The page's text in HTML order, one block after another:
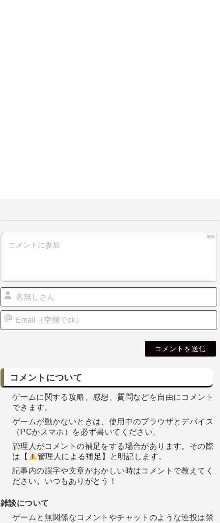
300
コメントについて
ゲームに関する攻略、感想、質問などを自由にコメント
できます。
ゲームが動かないときは、使用中のブラウザとデバイス
（PCかスマホ）を必ず書いてください。
管理人がコメントの補足をする場合があります。その際
は【
管理人による補足】と明記します。
記事内の誤字や文章がおかしい時はコメントで教えてく
ださい。いつもありがとう！
雑談について
ゲームと無関係なコメントやチャットのような連投は禁